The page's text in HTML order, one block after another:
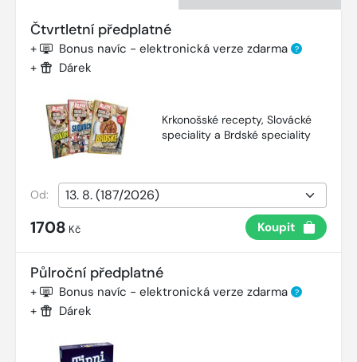
Čtvrtletní předplatné
+ Bonus navíc - elektronická verze zdarma ?
+ Dárek
Krkonošské recepty, Slovácké
speciality a Brdské speciality
Od:
1708 Kč Koupit
Půlroční předplatné
+ Bonus navíc - elektronická verze zdarma ?
+ Dárek